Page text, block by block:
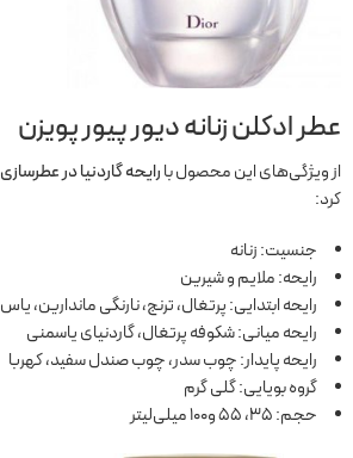
عطر ادکلن زنانه دیور پیور پویزن
از ویژگی‌های این محصول بارایحه گاردنیا در عطرسازی
کرد:
جنسیت: زنانه
رایحه: ملایم و شیرین
رایحه ابتدایی: پرتغال، ترنج، نارنگی ماندارین، یاس
رایحه میانی: شکوفه پرتغال، گاردنیای یاسمنی
رایحه پایدار: چوب سدر، چوب صندل سفید، کهربا
گروه بویایی: گلی گرم
حجم: 35، 55 و100 میلی‌لیتر